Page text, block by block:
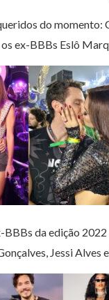
do momento:
ex-BBBs Eslô
BBBs da edição 2022
Jessi Alves